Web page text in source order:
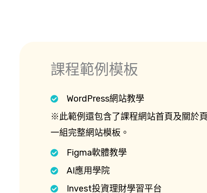
課程範例模板
WordPress網站教學
※此範例還包含了課程網站首頁及關於
一組完整網站模板。
Figma軟體教學
AI應用學院
Invest投資理財學習平台